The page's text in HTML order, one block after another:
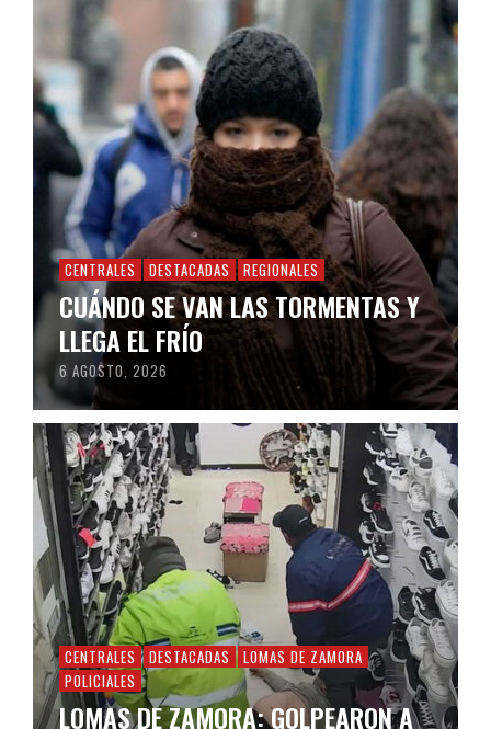
CENTRALES DESTACADAS REGIONALES
CUÁNDO SE VAN LAS TORMENTAS Y
LLEGA EL FRÍO
6 AGOSTO, 2026
CENTRALES DESTACADAS
LOMAS DE ZAMORA
POLICIALES
LOMAS DE ZAMORA: GOLPEARON A